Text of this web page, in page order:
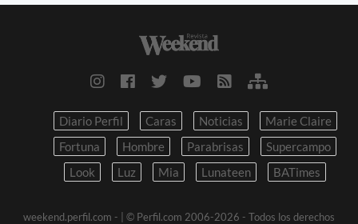
Diario Perfil Caras Noticias
Marie Claire
Fortuna
Hombre Parabrisas
Supercampo
Look
Luz Mia Lunateen BATimes
weekend.perfil.com -
| © Perfil.com 2006-2026 - Todos los derechos